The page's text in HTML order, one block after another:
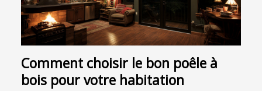
Comment choisir le bon poêle à
bois pour votre habitation